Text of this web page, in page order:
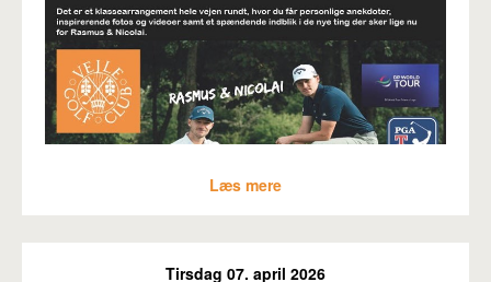
Læs mere
Tirsdag 07. april 2026